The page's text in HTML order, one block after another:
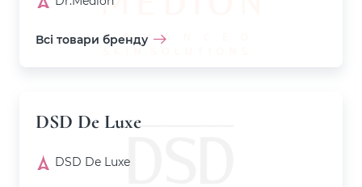
Всі товари бренду
DSD De Luxe
DSD De Luxe